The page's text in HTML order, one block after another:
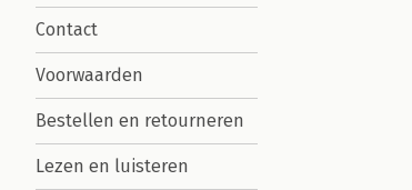
Contact
Voorwaarden
Bestellen en retourneren
Lezen en luisteren